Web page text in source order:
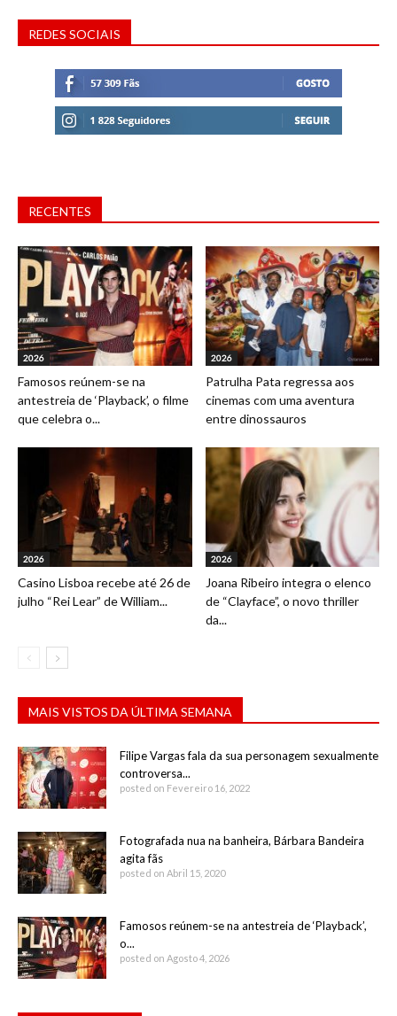
REDES SOCIAIS
RECENTES
2026
Famosos reúnem-se na
antestreia de ‘Playback’, o filme
que celebra o...
2026
Patrulha Pata regressa aos
cinemas com uma aventura
entre dinossauros
2026
Casino Lisboa recebe até 26 de
julho “Rei Lear” de William...
2026
Joana Ribeiro integra o elenco
de “Clayface”, o novo thriller
da...
MAIS VISTOS DA ÚLTIMA SEMANA
Filipe Vargas fala da sua personagem sexualmente
controversa...
posted on Fevereiro 16, 2022
Fotografada nua na banheira, Bárbara Bandeira
agita fãs
posted on Abril 15, 2020
Famosos reúnem-se na antestreia de ‘Playback’,
o...
posted on Agosto 4, 2026